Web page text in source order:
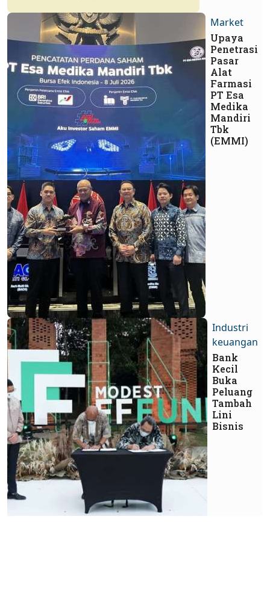
Market
Upaya
Penetrasi
Pasar
Alat
Farmasi
PT Esa
Medika
Mandiri
Tbk
(EMMI)
Industri
keuangan
Bank
Kecil
Buka
Peluang
Tambah
Lini
Bisnis